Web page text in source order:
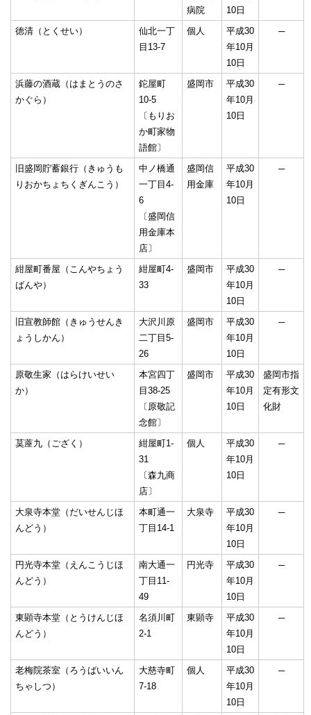
病院
10日
徳清（とくせい）
仙北一丁
目13-7
個人
平成30
年10月
10日
─
浜藤の酒蔵（はまとうのさ
かぐら）
鉈屋町
10-5
〔もりお
か町家物
語館〕
盛岡市
平成30
年10月
10日
─
旧盛岡貯蓄銀行（きゅうも
りおかちょちくぎんこう）
中ノ橋通
一丁目4-
6
〔盛岡信
用金庫本
店〕
盛岡信
用金庫
平成30
年10月
10日
─
紺屋町番屋（こんやちょう
ばんや）
紺屋町4-
33
盛岡市
平成30
年10月
10日
─
旧宣教師館（きゅうせんき
ょうしかん）
大沢川原
二丁目5-
26
盛岡市
平成30
年10月
10日
─
原敬生家（はらけいせい
か）
本宮四丁
目38-25
〔原敬記
念館〕
盛岡市
平成30
年10月
10日
盛岡市指
定有形文
化財
茣蓙九（ござく）
紺屋町1-
31
〔森九商
店〕
個人
平成30
年10月
10日
─
大泉寺本堂（だいせんじほ
んどう）
本町通一
丁目14-1
大泉寺
平成30
年10月
10日
─
円光寺本堂（えんこうじほ
んどう）
南大通一
丁目11-
49
円光寺
平成30
年10月
10日
─
東顕寺本堂（とうけんじほ
んどう）
名須川町
2-1
東顕寺
平成30
年10月
10日
─
老梅院茶室（ろうばいいん
ちゃしつ）
大慈寺町
7-18
個人
平成30
年10月
10日
─